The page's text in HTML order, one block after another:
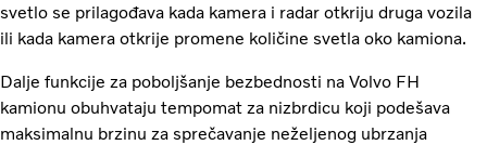
svetlo se prilagođava kada kamera i radar otkriju druga vozila
ili kada kamera otkrije promene količine svetla oko kamiona.
Dalje funkcije za poboljšanje bezbednosti na Volvo FH
kamionu obuhvataju tempomat za nizbrdicu koji podešava
maksimalnu brzinu za sprečavanje neželjenog ubrzanja